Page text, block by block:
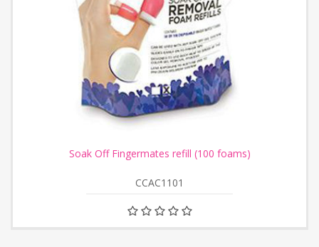
Soak Off Fingermates refill (100 foams)
CCAC1101